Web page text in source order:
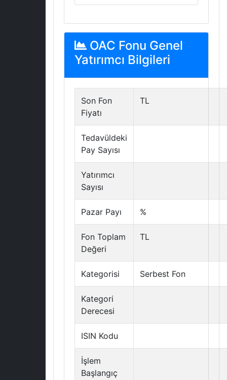
OAC Fonu Genel
Yatırımcı Bilgileri
Son Fon
Fiyatı
TL
Tedavüldeki
Pay Sayısı
Yatırımcı
Sayısı
Pazar Payı %
Fon Toplam
Değeri
TL
Kategorisi Serbest Fon
Kategori
Derecesi
ISIN Kodu
İşlem
Başlangıç